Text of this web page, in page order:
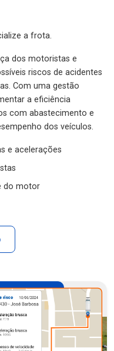
a frota.
dos motoristas e
riscos de acidentes
Com uma gestão
a eficiência
com abastecimento e
dos veículos.
e acelerações
do motor